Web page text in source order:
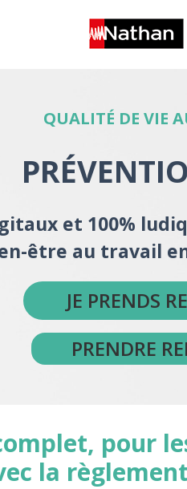
QUALITÉ DE VIE
et 100%
être au travail
JE PRENDS
PRENDRE
pour
la